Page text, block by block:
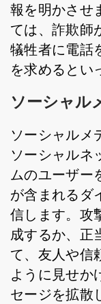
報を明かさせ
ては、詐欺師
犠牲者に電話
を求めるとい
ソーシャル
ソーシャルメ
ソーシャルネ
ムのユーザー
が含まれるダ
信します。攻
成するか、正
て、友人や信
ように見せか
セージを拡散